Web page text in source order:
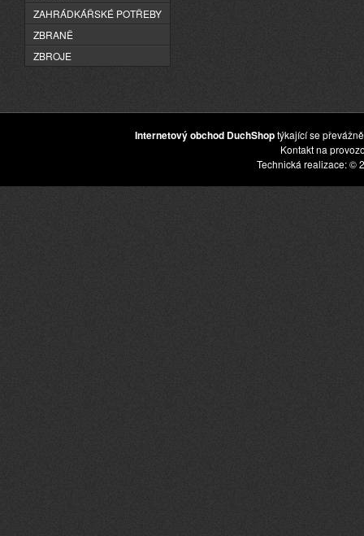
ZAHRÁDKÁŘSKÉ POTŘEBY
ZBRANĚ
ZBROJE
Internetový obchod DuchShoptýkající se
Kontakt na
Technická realizace: ©